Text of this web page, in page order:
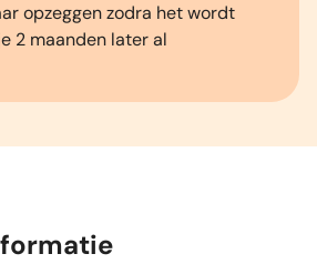
opzeggen zodra het wordt
2 maanden later al